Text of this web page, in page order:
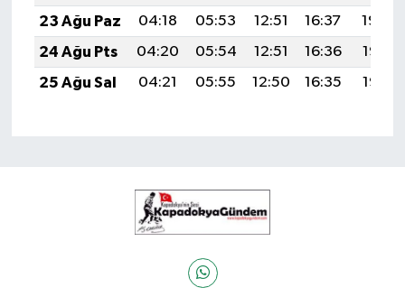
23 Ağu Paz
04:18 05:53 12:51 16:37
19:39
24 Ağu Pts
04:20 05:54 12:51 16:36
19:38
25 Ağu Sal
04:21 05:55 12:50 16:35 19:36